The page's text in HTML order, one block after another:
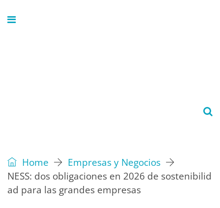
Home
Empresas y Negocios
NESS: dos obligaciones en 2026 de sostenibilid
ad para las grandes empresas